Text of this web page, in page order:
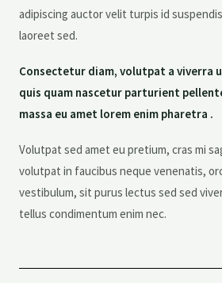
adipiscing auctor velit turpis id
laoreet sed.
Consectetur diam, volutpat a viverra
quis quam nascetur parturient
massa eu amet lorem enim pharetra .
Volutpat sed amet eu pretium, cras mi
volutpat in faucibus neque venenatis,
vestibulum, sit purus lectus sed sed
tellus condimentum enim nec.